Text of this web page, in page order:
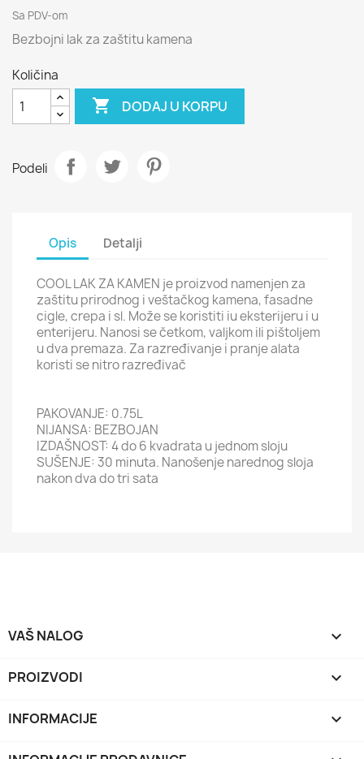
Sa PDV-om
Bezbojni lak za zaštitu kamena
Količina
 DODAJ U KORPU
Podeli
Opis Detalji
COOL LAK ZA KAMEN je proizvod namenjen za
zaštitu prirodnog i veštačkog kamena, fasadne
cigle, crepa i sl. Može se koristiti iu eksterijeru i u
enterijeru. Nanosi se četkom, valjkom ili pištoljem
u dva premaza. Za razređivanje i pranje alata
koristi se nitro razređivač
PAKOVANJE: 0.75L
NIJANSA: BEZBOJAN
IZDAŠNOST: 4 do 6 kvadrata u jednom sloju
SUŠENJE: 30 minuta. Nanošenje narednog sloja
nakon dva do tri sata
VAŠ NALOG 
PROIZVODI 
INFORMACIJE 